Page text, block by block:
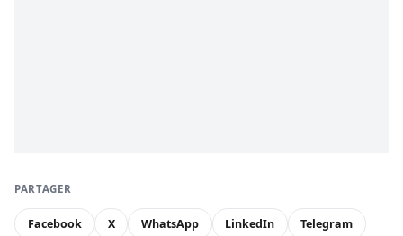
PARTAGER
Facebook X WhatsApp LinkedIn Telegram